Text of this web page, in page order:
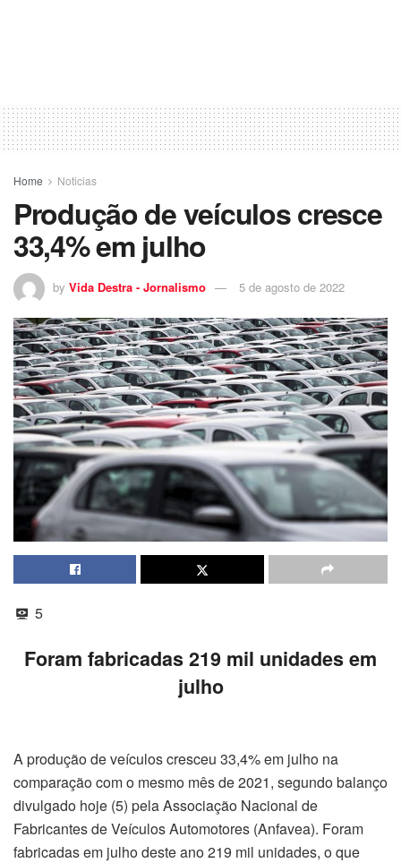
Home Noticias
Produção de veículos cresce
33,4% em julho
by Vida Destra - Jornalismo 5 de agosto de 2022
5
Foram fabricadas 219 mil unidades em
julho
A produção de veículos cresceu 33,4% em julho na
comparação com o mesmo mês de 2021, segundo balanço
divulgado hoje (5) pela Associação Nacional de
Fabricantes de Veículos Automotores (Anfavea). Foram
fabricadas em julho deste ano 219 mil unidades, o que